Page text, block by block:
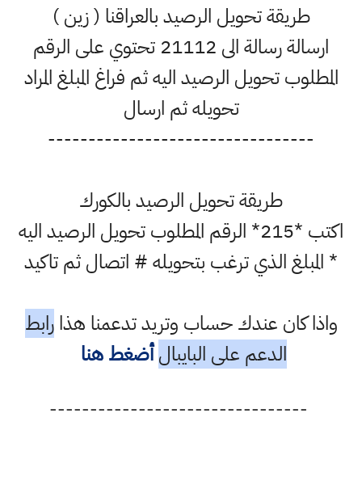
طريقة تحويل الرصيد بالعراقنا ( زين )
ارسالة رسالة الى 21112 تحتوي على الرقم
المطلوب تحويل الرصيد اليه ثم فراغ المبلغ المراد
تحويله ثم ارسال
---------------------------------
طريقة تحويل الرصيد بالكورك
اكتب *215* الرقم المطلوب تحويل الرصيد اليه
* المبلغ الذي ترغب بتحويله # اتصال ثم تاكيد
واذا كان عندك حساب وتريد تدعمنا هذارابط
الدعم على البايبال أضغط هنا
--------------------------------